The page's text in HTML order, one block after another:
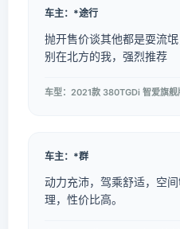
车主：*途行
抛开售价谈其他都是耍流
别在北方的我，强烈推荐
车型：2021款 380TGDi 智爱旗
车主：*群
动力充沛，驾乘舒适，空
理，性价比高。